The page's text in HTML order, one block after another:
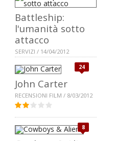
Battleship:
l'umanità sotto
attacco
SERVIZI / 14/04/2012
24
John Carter
RECENSIONI FILM / 8/03/2012
8